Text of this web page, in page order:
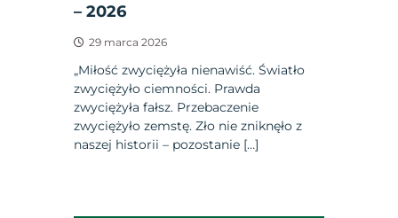
– 2026
29 marca 2026
„Miłość zwyciężyła nienawiść. Światło
zwyciężyło ciemności. Prawda
zwyciężyła fałsz. Przebaczenie
zwyciężyło zemstę. Zło nie zniknęło z
naszej historii – pozostanie […]